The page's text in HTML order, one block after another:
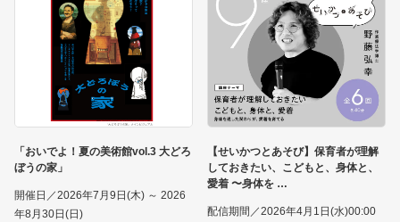
「おいでよ！夏の美術館vol.3 大どろ
ぼうの家」
開催日／2026年7月9日(木) ～ 2026
年8月30日(日)
【せいかつとあそび】保育者が理解
しておきたい、こどもと、身体と、
愛着 〜身体を
配信期間／2026年4月1日(水)00:00